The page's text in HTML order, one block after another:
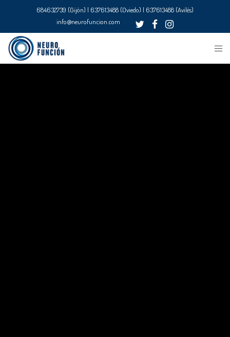
684632739 (Gijón) | 637613488 (Oviedo) | 637613488 (Avilés)
info@neurofuncion.com